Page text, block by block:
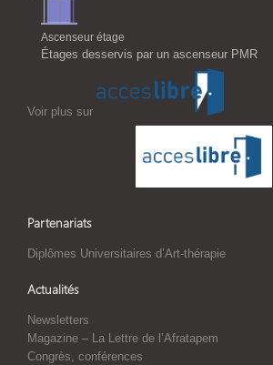
Ascenseur étage
Étages desservis par un ascenseur PMR
Voir plus sur
Partenariats
Diplômes Universitaires d’Art-thérapie
Actualités
Newsletters
Magazine – La Lettre de l’Afratapem
Congrès, conférences